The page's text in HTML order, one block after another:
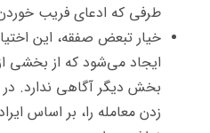
طرفی که ادعای فریب
خیار تبعض صفقه، این
ایجاد می‌شود که از بخشی
بخش دیگر آگاهی ندارد.
زدن معامله را، بر اساس